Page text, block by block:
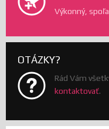
Výkonný,
OTÁZKY?
Rád Vám
kontaktovať.